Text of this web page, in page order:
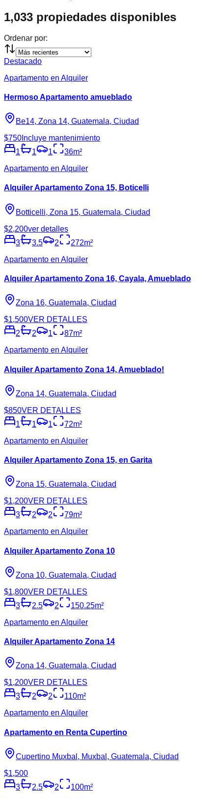
1,033 propiedades disponibles
Ordenar por:
Destacado
Apartamento en Alquiler
Hermoso Apartamento amueblado
Be14, Zona 14, Guatemala, Ciudad
$750 Incluye mantenimiento
1
1 1 36m²
Apartamento en Alquiler
Alquiler Apartamento Zona 15, Boticelli
Botticelli, Zona 15, Guatemala, Ciudad
$2,200ver detalles
3
3.5 2 272m²
Apartamento en Alquiler
Alquiler Apartamento Zona 16, Cayala, Amueblado
Zona 16, Guatemala, Ciudad
$1,500VER DETALLES
2
2 1 87m²
Apartamento en Alquiler
Alquiler Apartamento Zona 14, Amueblado!
Zona 14, Guatemala, Ciudad
$850VER DETALLES
1
1 1 72m²
Apartamento en Alquiler
Alquiler Apartamento Zona 15, en Garita
Zona 15, Guatemala, Ciudad
$1,200VER DETALLES
3
2 2 79m²
Apartamento en Alquiler
Alquiler Apartamento Zona 10
Zona 10, Guatemala, Ciudad
$1,800VER DETALLES
3
2.5 2 150.25m²
Apartamento en Alquiler
Alquiler Apartamento Zona 14
Zona 14, Guatemala, Ciudad
$1,200VER DETALLES
3
2 2 110m²
Apartamento en Alquiler
Apartamento en Renta Cupertino
Cupertino Muxbal, Muxbal, Guatemala, Ciudad
$1,500
3
2.5 2 100m²